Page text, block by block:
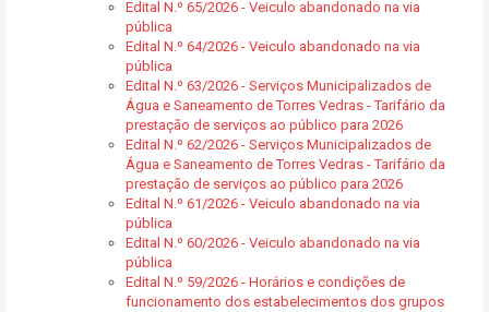
Edital N.º 65/2026 - Veiculo abandonado na via
pública
Edital N.º 64/2026 - Veiculo abandonado na via
pública
Edital N.º 63/2026 - Serviços Municipalizados de
Água e Saneamento de Torres Vedras - Tarifário da
prestação de serviços ao público para 2026
Edital N.º 62/2026 - Serviços Municipalizados de
Água e Saneamento de Torres Vedras - Tarifário da
prestação de serviços ao público para 2026
Edital N.º 61/2026 - Veiculo abandonado na via
pública
Edital N.º 60/2026 - Veiculo abandonado na via
pública
Edital N.º 59/2026 - Horários e condições de
funcionamento dos estabelecimentos dos grupos